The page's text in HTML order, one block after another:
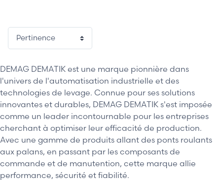
DEMAG DEMATIK est une marque pionnière dans
l'univers de l'automatisation industrielle et des
technologies de levage. Connue pour ses solutions
innovantes et durables, DEMAG DEMATIK s'est imposée
comme un leader incontournable pour les entreprises
cherchant à optimiser leur efficacité de production.
Avec une gamme de produits allant des ponts roulants
aux palans, en passant par les composants de
commande et de manutention, cette marque allie
performance, sécurité et fiabilité.